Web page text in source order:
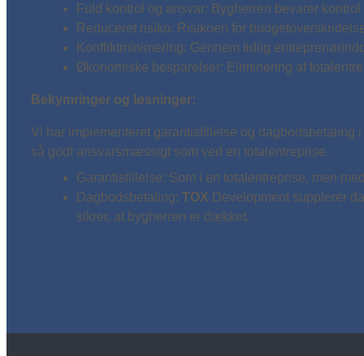
Fuld kontrol og ansvar: Bygherren bevarer
Reduceret risiko: Risikoen for
Konfliktminimering: Gennem tidlig
Økonomiske besparelser: Eliminering af
Bekymringer og løsninger:
Vi har implementeret garantistillelse og dagbodsbetaling i
så godt ansvarsmæssigt som ved en totalentreprise.
Garantistillelse: Som i en totalentreprise, men
Dagbodsbetaling: TOX Development supplerer
sikrer, at bygherren er dækket.